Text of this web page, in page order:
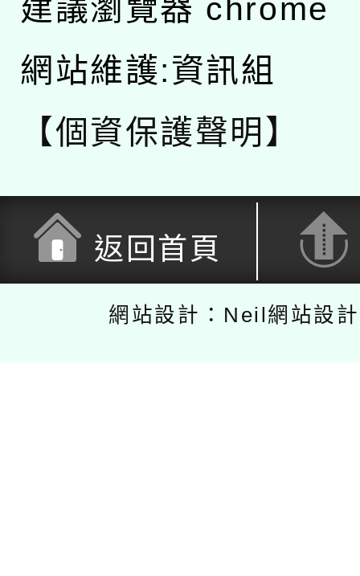
建議瀏覽器 chrome
網站維護:資訊組
【個資保護聲明】
返回首頁
網站設計：Neil網站設